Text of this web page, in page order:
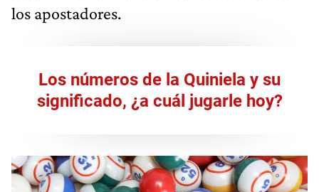
los apostadores.
Los números de la Quiniela y su
significado, ¿a cuál jugarle hoy?